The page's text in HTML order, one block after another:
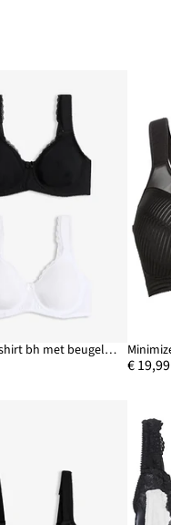
Minimizer T-shirt bh met beugels van biologisch katoen (set van 2)
€ 19,99